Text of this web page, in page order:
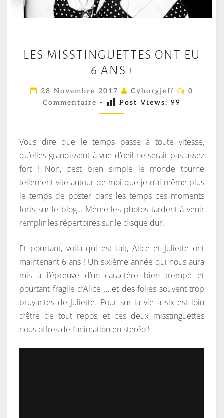
E
S
I
S
T
N
G
U
E
T
E
S
O
N
T
E
U
LES MISSTINGUETTES ONT EU
6 ANS !
28 Novembre 2017 Cyborgjeff
C
A
I
R
E
0
Commentaire - Post Views: 99
Vous dire que le temps passe à toute vitesse,
qu’elles grandissent à vue d’oeil ne serait pas assez
fort ! Non, c’est bien simple le monde tourne
tellement vite autour de moi que je n’ai même plus
le temps de poster dans les temps ces moments
forts sur le blog… Même les photos tardent à venir
remplir les répertoires sur le disque dur.
Et pourtant, voilà qui est fait, Alice et Juliette ont
maintenant 6 ans ! Un sixième année qui nous aura
mis à l’épreuve d’un caractère bien trempé et
pourtant fragile d’Alice … et des folies souvent trop
bruyantes de Juliette. Pour sur la vie à six est loin
d’être de tout repos, et ces deux misstinguettes
nous offres de l’animation en stéréo !